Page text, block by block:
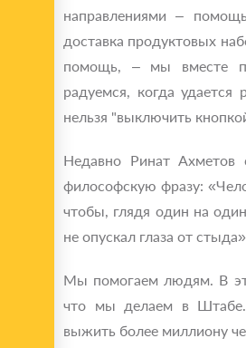
направлениями –
доставка продуктовых
помощь, – мы вместе
радуемся, когда
нельзя "выключить
Недавно Ринат Ахметов
философскую фразу:
чтобы, глядя один на
не опускал глаза от
Мы помогаем людям. В
что мы делаем в
выжить более миллиону